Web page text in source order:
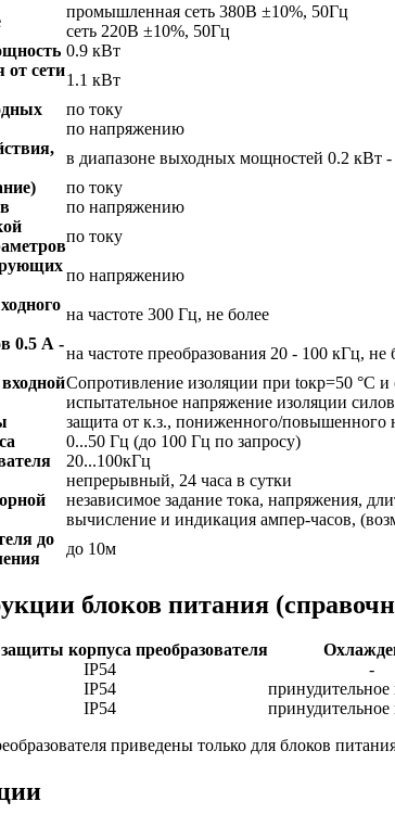
промышленная сеть 380В ±10%, 50Гц
сеть 220В ±10%, 50Гц
0.9 кВт
от сети
1.1 кВт
по току
по напряжению
в диапазоне выходных мощностей 0.2 кВт -
по току
по напряжению
по току
по напряжению
0.5 А -
на частоте 300 Гц, не более
на частоте преобразования 20 - 100 кГц, не
Сопротивление изоляции при tокр=50 °С
испытательное напряжение изоляции
защита от к.з., пониженного/повышенного
0...50 Гц (до 100 Гц по запросу)
20...100кГц
непрерывный, 24 часа в сутки
независимое задание тока, напряжения,
вычисление и индикация ампер-часов,
до
до 10м
блоков питания
корпуса преобразователя
IP54 -
IP54
IP54
приведены только для блоков